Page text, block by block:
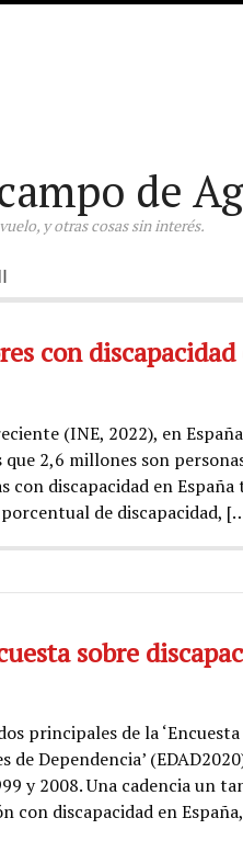
de
y otras cosas sin interés.
con discapacidad
(INE, 2022), en
2,6 millones son
discapacidad en España
de discapacidad,
sobre
principales de la
Dependencia’
y 2008. Una cadencia un
con discapacidad en